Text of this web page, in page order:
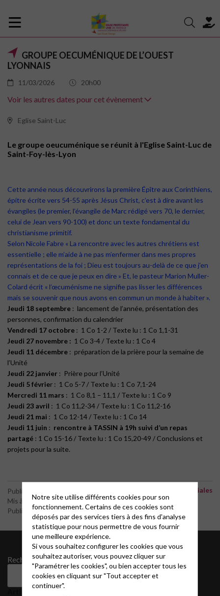
GROUPE OECUMÉNIQUE DE L’OUEST
LYONNAIS
11/03/2026 20h00
Voir les autres dates pour cet évènement
Eglise Saint-Luc
Le groupe oeucuménique se réunit à l'Eglise Saint-Luc de
Saint-Foy-lès-Lyon
Cette année nous découvrirons la première Épître aux Corinthiens,
épitre écrite vers 54-55 après Jésus Christ, c’est à dire avant les
évangiles (le premier, l’évangile de Marc rédigé vers 70, le dernier,
celui de Jean vers 90-100) et donc un texte fondamental du
christianisme primitif.
Selon Nicole Fabre « La rencontre avec les autres chrétiens est
essentielle ; elle m’aide à ne pas m’enfermer dans mes propres
représentations de la foi ; Dieu est toujours au-delà de ce que j’en
connais et de ce que je peux en dire » Et, le pasteur Marion Muller-
Colard écrit « l’œcuménisme ne signifie pas lisser les différences
mais se souvenir que nous avons en commun un monde à habiter ».
Jeudi 18 septembre : lancement de l’année, présentation des
personnes, confirmation du calendrier
Vendredi 17 octobre : 1 Co 1-2 / Texte lu : 1 Co 1,1-31
Jeudi 27 novembre : 1 Co 3-4 / Texte lu : 1 Co 4
Jeudi 11 décembre : préparation de la prière pour la semaine de
l’Unité
Jeudi 22 janvier : Prière pour l’Unité
Jeudi 5 février : 1 Co 5-7 / Texte lu : 1 Co 7,1-24
Mercredi 11 mars : 1 Co 8,1 – 11,1 / Texte lu : 1 Co 9
Jeudi 23 avril : 1 Co 11,2-34 / Texte lu : 1 Co 11,2-16
Jeudi 21 mai : 1 Co 12-14 / Texte lu : 1 Co 14
Jeudi 11 juin : rencontre à TASSIN à 19h suivi d’un repas
partagé : 1 Co 15-16 / Texte lu : 1 Co 15,20-49 / Conclusions et
projets pour la suite.
Publié le 9 septembre 2025
Mis à jour le 20 janvier 2026
Publié par le webmaster
Activités paroissiales
Rechercher
Rechercher
Archives
juillet 2026
mai 2026
Notre site utilise différents cookies pour son
fonctionnement. Certains de ces cookies sont
déposés par des services tiers à des fins d'analyse
statistique pour nous permettre de vous fournir
une meilleure expérience.
Si vous souhaitez configurer les cookies que vous
souhaitez autoriser, vous pouvez cliquer sur
"Paramétrer les cookies", ou bien accepter tous les
cookies en cliquant sur "Tout accepter et
continuer".